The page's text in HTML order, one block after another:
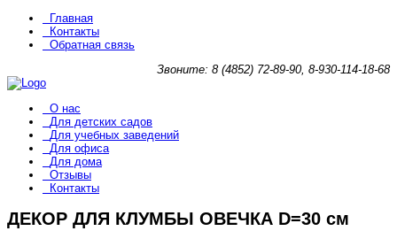
Главная
Контакты
Обратная связь
Звоните: 8 (4852) 72-89-90, 8-930-114-18-68
О нас
Для детских садов
Для учебных заведений
Для офиса
Для дома
Отзывы
Контакты
ДЕКОР ДЛЯ КЛУМБЫ ОВЕЧКА D=30 см